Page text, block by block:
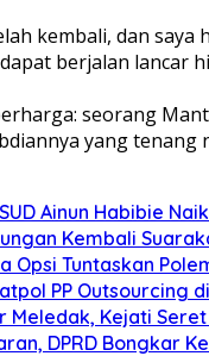
kembali, dan
berjalan lancar
seorang
yang
Ainun Habibie
Kembali
Opsi Tuntaskan
PP Outsourcing
Meledak, Kejati
DPRD Bongkar